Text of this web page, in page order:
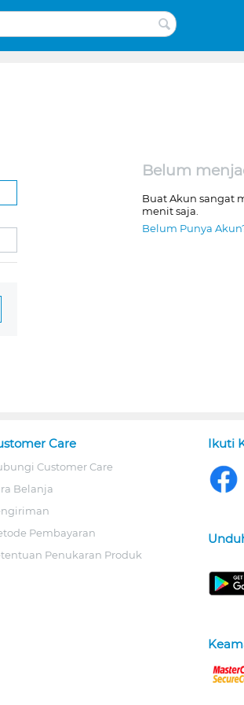
Belum
Buat Akun sangat
menit saja.
Belum Punya
Care
Customer Care
Belanja
Pembayaran
Penukaran Produk
Ikuti